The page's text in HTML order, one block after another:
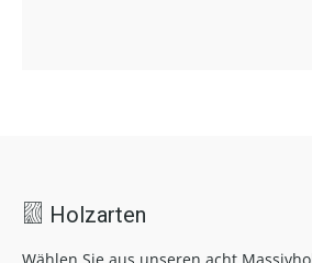
Holzarten
Wählen Sie aus unseren acht